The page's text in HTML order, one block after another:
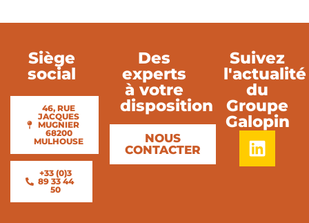
Siège
social
46, RUE
JACQUES
MUGNIER
68200
MULHOUSE
+33 (0)3
89 33 44
50
Des
experts
à votre
disposition
NOUS
CONTACTER
Suivez
l'actualité
du
Groupe
Galopin